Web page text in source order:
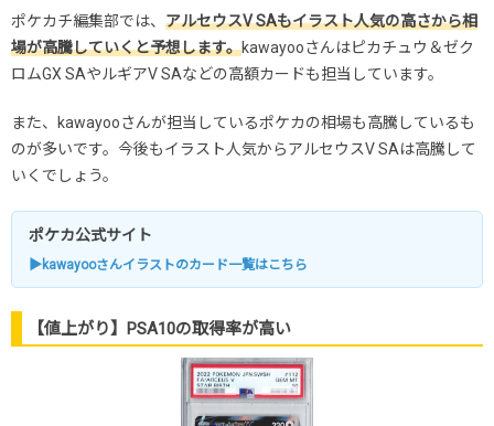
ポケカチ編集部では、 アルセウスV SAもイラスト人気の高さから相
場が高騰していくと予想します。kawayooさんはピカチュウ＆ゼク
ロムGX SAやルギアV SAなどの高額カードも担当しています。
また、kawayooさんが担当しているポケカの相場も高騰しているも
のが多いです。今後もイラスト人気からアルセウスV SAは高騰して
いくでしょう。
ポケカ公式サイト
▶kawayooさんイラストのカード一覧はこちら
【値上がり】PSA10の取得率が高い